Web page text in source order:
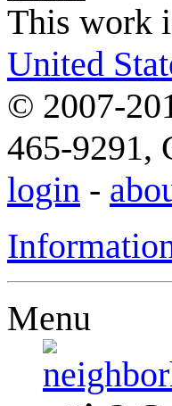
This work
United
© 2007-
465-9291,
login -
Menu